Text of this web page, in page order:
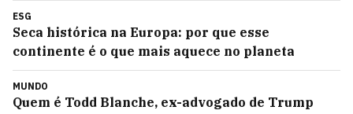
ESG
Seca histórica na Europa: por que esse
continente é o que mais aquece no planeta
MUNDO
Quem é Todd Blanche, ex-advogado de Trump